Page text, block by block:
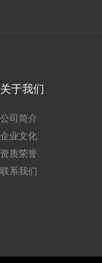
关于我们
公司简介
企业文化
资质荣誉
联系我们